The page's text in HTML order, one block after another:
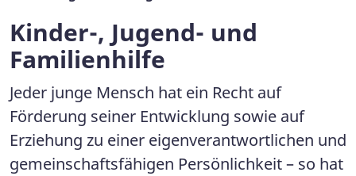
Kinder-, Jugend- und
Familienhilfe
Jeder junge Mensch hat ein Recht auf
Förderung seiner Entwicklung sowie auf
Erziehung zu einer eigenverantwortlichen und
gemeinschaftsfähigen Persönlichkeit – so hat